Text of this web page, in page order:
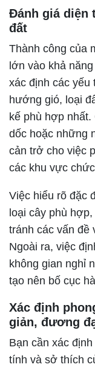
Đánh giá diện
đất
Thành công của
lớn vào khả
xác định các
hướng gió, loại
kế phù hợp
dốc hoặc những
cản trở cho việc
các khu vực
Việc hiểu rõ đặc
loại cây phù
tránh các vấn đề
Ngoài ra, việc
không gian nghỉ
tạo nên bố cục
Xác định
giản, đương
Bạn cần xác
tính và sở thích